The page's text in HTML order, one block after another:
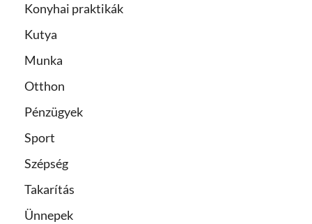
Konyhai praktikák
Kutya
Munka
Otthon
Pénzügyek
Sport
Szépség
Takarítás
Ünnepek